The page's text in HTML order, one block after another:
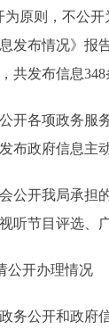
则，不公开为
发布情况》报
共发布信息348
各项政务服务
布政府信息主
开我局承担的
听节目评选、
开办理情况
公开和政府信